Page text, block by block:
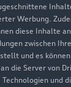
Werbung.
diese Inhalte
zwischen
und es
die Server von
und
am